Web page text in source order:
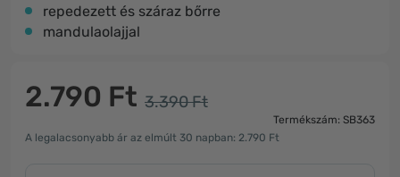
repedezett és száraz bőrre
mandulaolajjal
2.790 Ft 3.390 Ft
Termékszám: SB363
A legalacsonyabb ár az elmúlt 30 napban: 2.790 Ft